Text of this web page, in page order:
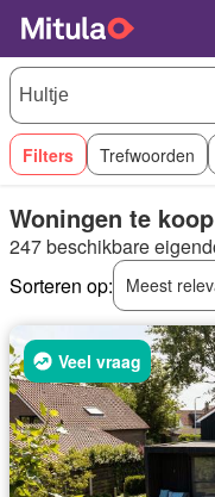
Filters Trefwoorden
Woningen te
247 beschikbare
Sorteren op:
Meest
Veel vraag